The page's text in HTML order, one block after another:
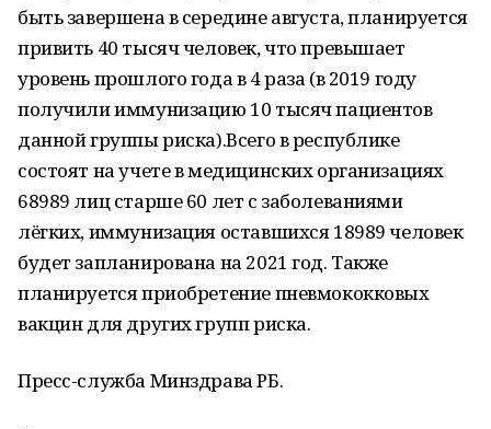
быть завершена в середине августа, планируется
привить 40 тысяч человек, что превышает
уровень прошлого года в 4 раза (в 2019 году
получили иммунизацию 10 тысяч пациентов
данной группы риска).Всего в республике
состоят на учете в медицинских организациях
68989 лиц старше 60 лет с заболеваниями
лёгких, иммунизация оставшихся 18989 человек
будет запланирована на 2021 год. Также
планируется приобретение пневмококковых
вакцин для других групп риска.
Пресс-служба Минздрава РБ.